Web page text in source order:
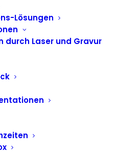
Lösungen
durch Laser und Gravur